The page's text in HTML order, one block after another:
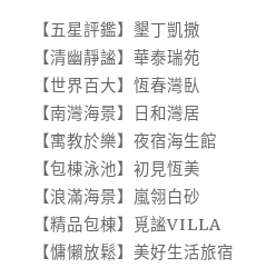
【五星評鑑】墾丁凱撒
【清幽靜謐】華泰瑞苑
【世界百大】恆春灣臥
【南灣海景】日和灣居
【寓教於樂】夜宿海生館
【包棟泳池】初見恆美
【浪滿海景】嵐翎白砂
【精品包棟】覓謐VILLA
【慵懶放鬆】美好生活旅宿